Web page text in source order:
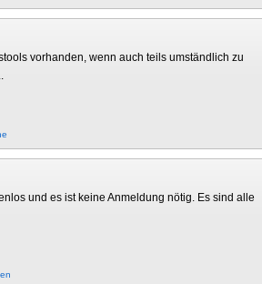
vorhanden, wenn auch teils umständlich zu
und es ist keine Anmeldung nötig. Es sind alle